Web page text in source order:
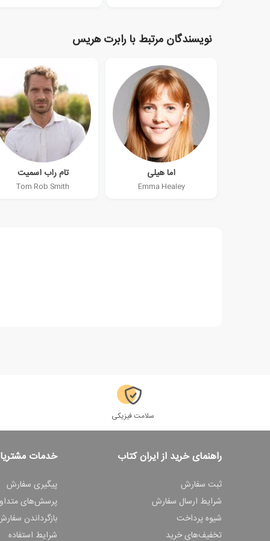
نویسندگان مرتبط با رابرت هریس
اما هیلی
Emma Healey
تام راب اسمیت
Tom Rob Smith
سلامت فیزیکی
راهنمای خرید از ایران کتاب
ثبت سفارش
شرایط ارسال سفارش
شیوه پرداخت
تخفیف‌های خرید
خدمات
پیگیری سفارش
پرسش‌های
بازگرداندن
شرایط استفاده